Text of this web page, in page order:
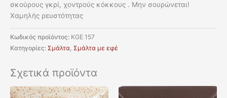
σκούρους γκρί, χοντρούς κόκκους . Μην σουρώνεται!
Χαμηλής ρευστότητας
Κωδικός προϊόντος: KGE 157
Κατηγορίες: Σμάλτα, Σμάλτα με εφέ
Σχετικά προϊόντα